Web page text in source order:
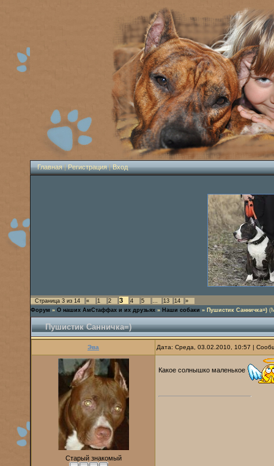
Главная|Регистрация|Вход
Страница 3 из 14 « 1 2 3 4 5 … 13 14
»
Форум » О наших АмСтаффах и их друзьях » Наши собаки » Пушистик Санничка=)
Пушистик Санничка=)
Эва Дата: Среда, 03.02.2010, 10:57 |
Старый знакомый
Какое солнышко маленькое